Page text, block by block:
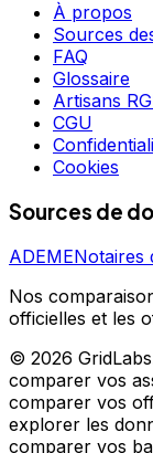
À propos
Sources
FAQ
Glossaire
Artisans
CGU
Cookies
Sources de
ADEMENotaires
Nos
officielles et les
© 2026
comparer vos
comparer vos
explorer les
comparer vos